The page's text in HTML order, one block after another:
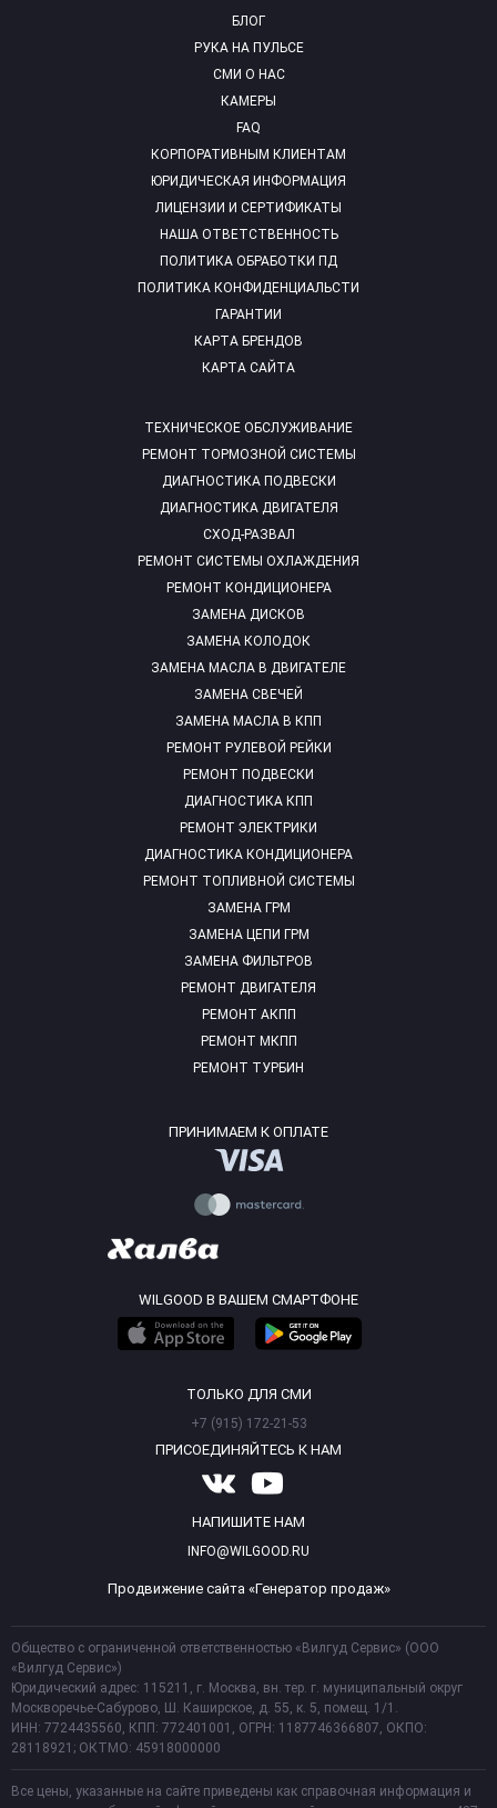
БЛОГ
РУКА НА ПУЛЬСЕ
СМИ О НАС
КАМЕРЫ
FAQ
ТЕХНИЧЕСКОЕ ОБСЛУЖИВАНИЕ
РЕМОНТ ТОРМОЗНОЙ СИСТЕМЫ
ДИАГНОСТИКА ПОДВЕСКИ
ДИАГНОСТИКА ДВИГАТЕЛЯ
СХОД-РАЗВАЛ
РЕМОНТ СИСТЕМЫ ОХЛАЖДЕНИЯ
РЕМОНТ КОНДИЦИОНЕРА
ЗАМЕНА ДИСКОВ
ЗАМЕНА КОЛОДОК
ЗАМЕНА МАСЛА В ДВИГАТЕЛЕ
ЗАМЕНА СВЕЧЕЙ
ЗАМЕНА МАСЛА В КПП
РЕМОНТ РУЛЕВОЙ РЕЙКИ
РЕМОНТ ПОДВЕСКИ
ДИАГНОСТИКА КПП
РЕМОНТ ЭЛЕКТРИКИ
ДИАГНОСТИКА КОНДИЦИОНЕРА
РЕМОНТ ТОПЛИВНОЙ СИСТЕМЫ
ЗАМЕНА ГРМ
ЗАМЕНА ЦЕПИ ГРМ
ЗАМЕНА ФИЛЬТРОВ
РЕМОНТ ДВИГАТЕЛЯ
РЕМОНТ АКПП
РЕМОНТ МКПП
РЕМОНТ ТУРБИН
КОРПОРАТИВНЫМ КЛИЕНТАМ
ЮРИДИЧЕСКАЯ ИНФОРМАЦИЯ
ЛИЦЕНЗИИ И СЕРТИФИКАТЫ
НАША ОТВЕТСТВЕННОСТЬ
ПОЛИТИКА ОБРАБОТКИ ПД
ПОЛИТИКА КОНФИДЕНЦИАЛЬСТИ
ГАРАНТИИ
КАРТА БРЕНДОВ
КАРТА САЙТА
ПРИНИМАЕМ К ОПЛАТЕ
WILGOOD В ВАШЕМ СМАРТФОНЕ
ТОЛЬКО ДЛЯ СМИ
+7 (915) 172-21-53
ПРИСОЕДИНЯЙТЕСЬ К НАМ
НАПИШИТЕ НАМ
INFO@WILGOOD.RU
Продвижение сайта «Генератор продаж»
Общество с ограниченной ответственностью «Вилгуд Сервис» (ООО
«Вилгуд Сервис»)
Юридический адрес: 115211, г. Москва, вн. тер. г. муниципальный округ
Москворечье-Сабурово, Ш. Каширское, д. 55, к. 5, помещ. 1/1.
ИНН: 7724435560, КПП: 772401001, ОГРН: 1187746366807, ОКПО:
28118921; ОКТМО: 45918000000
Все цены, указанные на сайте приведены как справочная информация и